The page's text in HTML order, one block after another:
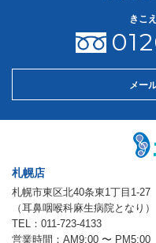
きこ
メー
札幌店
札幌市東区北40条東1丁目1-27
（耳鼻咽喉科麻生病院となり）
TEL：011-723-4133
営業時間：AM9:00 〜 PM5:00